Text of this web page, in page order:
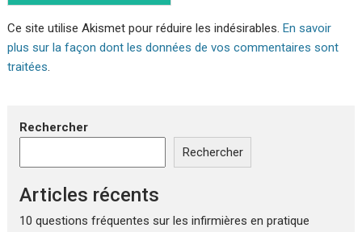
Ce site utilise Akismet pour réduire les indésirables. En savoir
plus sur la façon dont les données de vos commentaires sont
traitées.
Rechercher
Rechercher
Articles récents
10 questions fréquentes sur les infirmières en pratique